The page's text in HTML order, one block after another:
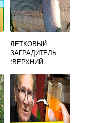
ЛЕТКОВЫЙ
ЗАГРАДИТЕЛЬ
(ВЕРХНИЙ,
ДИАМЕТР 90)